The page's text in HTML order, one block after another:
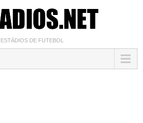
ESTÁDIOS DE FUTEBOL